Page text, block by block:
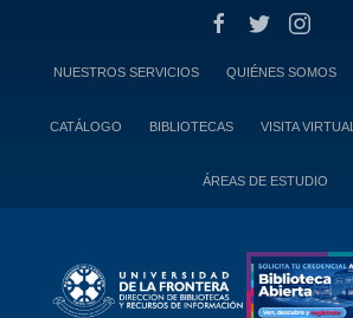
NUESTROS SERVICIOS QUIÉNES SOMOS
CATÁLOGO BIBLIOTECAS VISITA VIRTUAL
ÁREAS DE ESTUDIO